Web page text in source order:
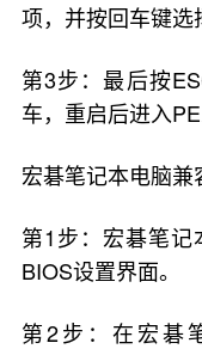
项，并按回车键选
第3步：最后按
车，重启后进入
宏碁笔记本电脑
第1步：宏碁笔
BIOS设置界面。
第2步：在宏碁